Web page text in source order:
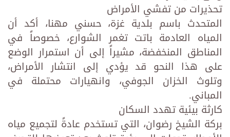
تحذيرات من تفشي الأمراض
المتحدث باسم بلدية غزة، حسني مهنا، أكد أن
المياه العادمة باتت تغمر الشوارع، خصوصاً في
المناطق المنخفضة، مشيراً إلى أن استمرار الوضع
على هذا النحو قد يؤدي إلى انتشار الأمراض،
وتلوث الخزان الجوفي، وانهيارات محتملة في
المباني.
كارثة بيئية تهدد السكان
بركة الشيخ رضوان، التي تستخدم عادةً لتجميع مياه